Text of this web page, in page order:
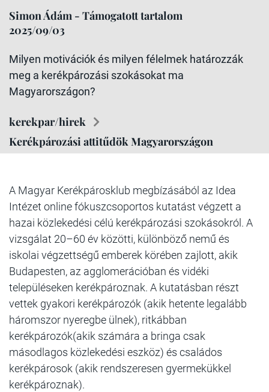
Simon Ádám - Támogatott tartalom
2025/09/03
Milyen motivációk és milyen félelmek határozzák
meg a kerékpározási szokásokat ma
Magyarországon?
kerekpar/hirek
Kerékpározási attitűdök Magyarországon
A Magyar Kerékpárosklub megbízásából az Idea
Intézet online fókuszcsoportos kutatást végzett a
hazai közlekedési célú kerékpározási szokásokról. A
vizsgálat 20–60 év közötti, különböző nemű és
iskolai végzettségű emberek körében zajlott, akik
Budapesten, az agglomerációban és vidéki
településeken kerékpároznak. A kutatásban részt
vettek gyakori kerékpározók (akik hetente legalább
háromszor nyeregbe ülnek), ritkábban
kerékpározók(akik számára a bringa csak
másodlagos közlekedési eszköz) és családos
kerékpárosok (akik rendszeresen gyermekükkel
kerékpároznak).